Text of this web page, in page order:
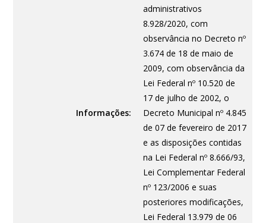
Informações:
administrativos
8.928/2020, com
observância no Decreto nº
3.674 de 18 de maio de
2009, com observância da
Lei Federal nº 10.520 de
17 de julho de 2002, o
Decreto Municipal nº 4.845
de 07 de fevereiro de 2017
e as disposições contidas
na Lei Federal nº 8.666/93,
Lei Complementar Federal
nº 123/2006 e suas
posteriores modificações,
Lei Federal 13.979 de 06